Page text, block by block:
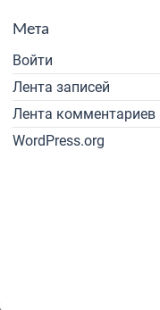
Мета
Войти
Лента записей
Лента комментариев
WordPress.org